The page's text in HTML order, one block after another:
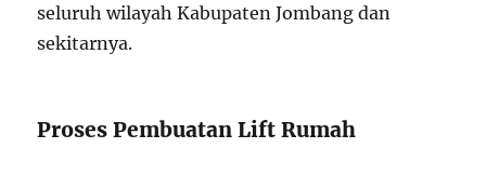
seluruh wilayah Kabupaten Jombang dan
sekitarnya.
Proses Pembuatan Lift Rumah